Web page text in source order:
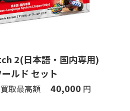
2(日本語・国内専用)
ルド セット
買取最高額 40,000 円